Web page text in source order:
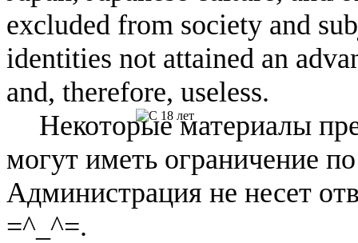
excluded from society and
identities not attained an
and, therefore, useless.
Некоторые материалы
могут иметь ограничение
Администрация не несет
=^_^=.